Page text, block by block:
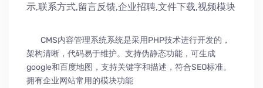
示,联系方式,留言反馈,企业招聘,文件下载,视频模块
CMS内容管理系统系统是采用PHP技术进行开发的，
架构清晰，代码易于维护。支持伪静态功能，可生成
google和百度地图，支持关键字和描述，符合SEO标准。
拥有企业网站常用的模块功能